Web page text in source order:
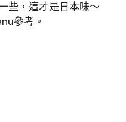
些，這才是日本味～
參考。